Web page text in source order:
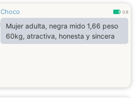
Choco 0.8
Mujer adulta, negra mido 1,66 peso
60kg, atractiva, honesta y sincera